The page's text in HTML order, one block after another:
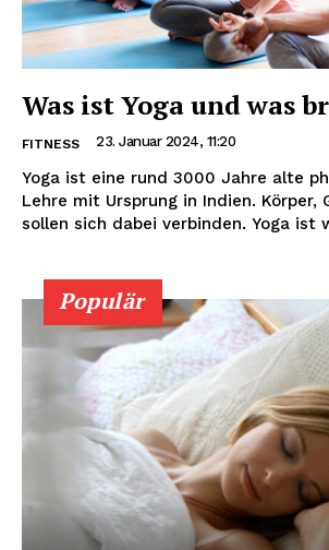
Was ist Yoga und was
FITNESS 23. Januar 2024, 11:20
Yoga ist eine rund 3000 Jahre alte
Lehre mit Ursprung in Indien. Körper,
sollen sich dabei verbinden. Yoga ist
Populär